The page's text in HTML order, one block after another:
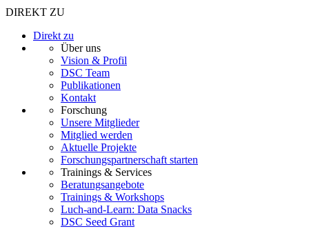
DIREKT ZU
Direkt zu
Über uns
Vision & Profil
DSC Team
Publikationen
Kontakt
Forschung
Unsere Mitglieder
Mitglied werden
Aktuelle Projekte
Forschungspartnerschaft starten
Trainings & Services
Beratungsangebote
Trainings & Workshops
Luch-and-Learn: Data Snacks
DSC Seed Grant